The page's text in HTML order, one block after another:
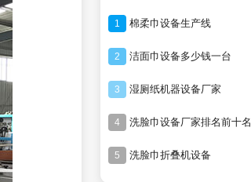
1 棉柔巾设备生产线
2 洁面巾设备多少钱一台
3 湿厕纸机器设备厂家
4 洗脸巾设备厂家排名前十名
5 洗脸巾折叠机设备